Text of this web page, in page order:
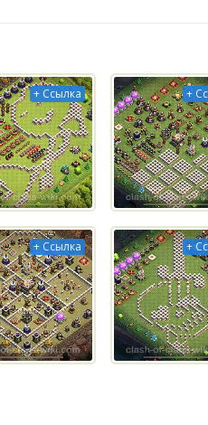
+ Ссылка +
+ Ссылка +